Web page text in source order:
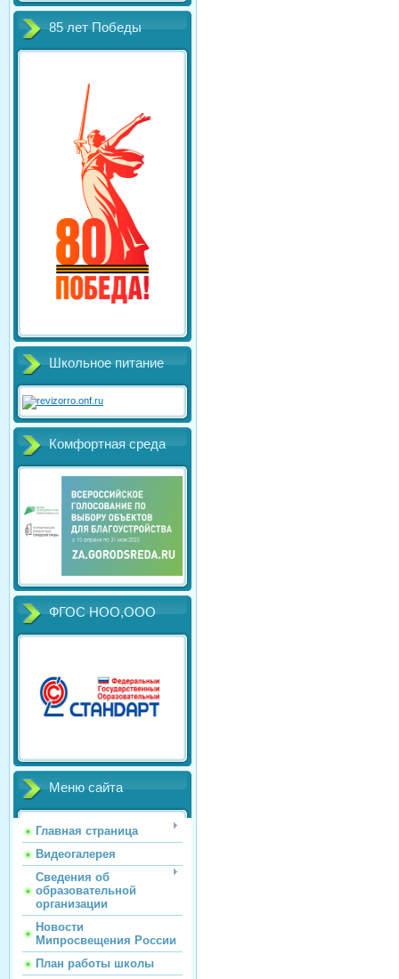
85 лет Победы
Школьное питание
Комфортная среда
ФГОС НОО,ООО
Меню сайта
Главная страница
Видеогалерея
Сведения об
образовательной
организации
Новости
Мипросвещения России
План работы школы